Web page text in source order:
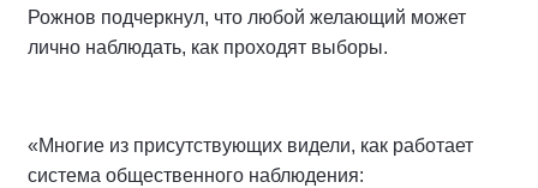
Рожнов подчеркнул, что любой желающий может
лично наблюдать, как проходят выборы.
«Многие из присутствующих видели, как работает
система общественного наблюдения: